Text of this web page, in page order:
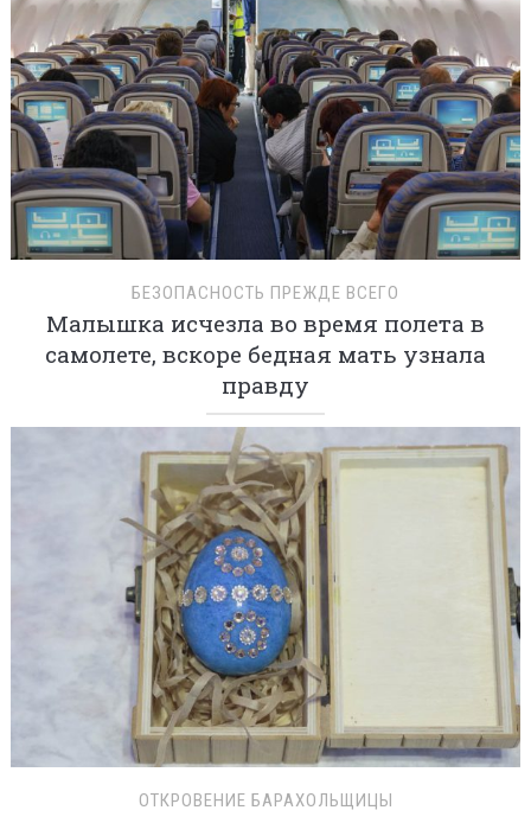
БЕЗОПАСНОСТЬ ПРЕЖДЕ ВСЕГО
Малышка исчезла во время полета в
самолете, вскоре бедная мать узнала
правду
ОТКРОВЕНИЕ БАРАХОЛЬЩИЦЫ